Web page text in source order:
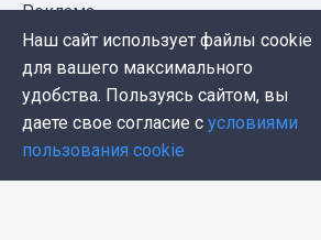
Реклама
Публичная оферта
Политика конфиденциальности
Контакты
Наш сайт использует файлы cookie
для вашего максимального
удобства. Пользуясь сайтом, вы
даете свое согласие с условиями
пользования cookie